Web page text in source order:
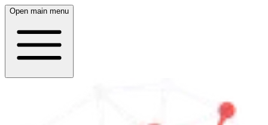
Open main menu